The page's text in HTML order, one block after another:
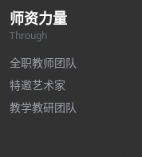
师资力量
Through
全职教师团队
特邀艺术家
教学教研团队